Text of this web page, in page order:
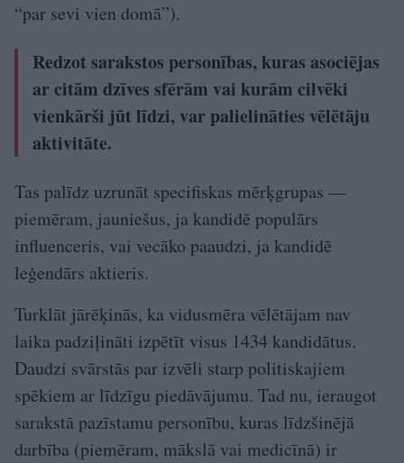
“par sevi vien domā”).
Redzot sarakstos personības, kuras asociējas
ar citām dzīves sfērām vai kurām cilvēki
vienkārši jūt līdzi, var palielināties vēlētāju
aktivitāte.
Tas palīdz uzrunāt specifiskas mērķgrupas —
piemēram, jauniešus, ja kandidē populārs
influenceris, vai vecāko paaudzi, ja kandidē
leģendārs aktieris.
Turklāt jārēķinās, ka vidusmēra vēlētājam nav
laika padziļināti izpētīt visus 1434 kandidātus.
Daudzi svārstās par izvēli starp politiskajiem
spēkiem ar līdzīgu piedāvājumu. Tad nu, ieraugot
sarakstā pazīstamu personību, kuras līdzšinējā
darbība (piemēram, mākslā vai medicīnā) ir